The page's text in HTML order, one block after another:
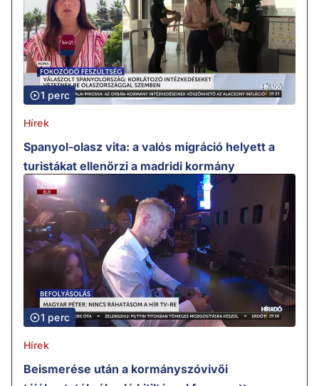
1 perc
Hírek
Spanyol-olasz vita: a valós migráció helyett a
turistákat ellenőrzi a madridi kormány
1 perc
Hírek
Beismerése után a kormányszóvivői